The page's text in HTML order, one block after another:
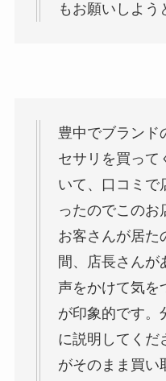
もお願いしよう
豊中でブランド
セサリを買って
いて、口コミで
ったのでこのお
お客さんが居た
間、店長さんが
声をかけて気を
が印象的です。
に説明してくだ
がそのまま買い